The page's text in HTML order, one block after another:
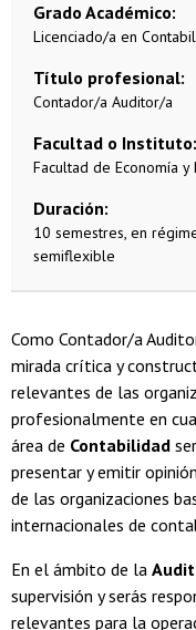
Grado Académico
Licenciado/a en
Título profesional
Contador/a Auditor/a
Facultad o Instituto
Facultad de Economía y
Duración
10 semestres, en
semiflexible
Como Contador/a
mirada crítica y
relevantes de las
profesionalmente en
área de Contabilidad
presentar y emitir
de las organizaciones
internacionales de
En el ámbito de la
supervisión y serás
relevantes para la